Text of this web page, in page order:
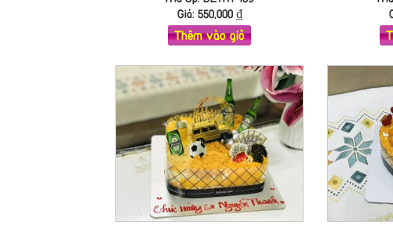
Giá: 550,000₫
Thêm vào giỏ